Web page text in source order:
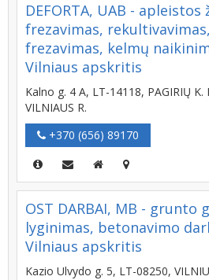
DEFORTA, UAB - apleistos
frezavimas,
frezavimas, kelmų
Vilniaus apskritis
Kalno g. 4 A, LT-14118, PAGIRIŲ K.
VILNIAUS R.
+370 (656) 89170
OST DARBAI, MB - grunto
lyginimas, betonavimo
Vilniaus apskritis
Kazio Ulvydo g. 5, LT-08250,